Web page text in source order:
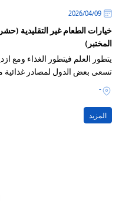
09‏/04‏/2026
خيارات الطعام غير التقليدية
المختبر)
يتطور العلم فيتطور الغذاء ومع
تسعى بعض الدول لمصادر غذائية
-
المزيد